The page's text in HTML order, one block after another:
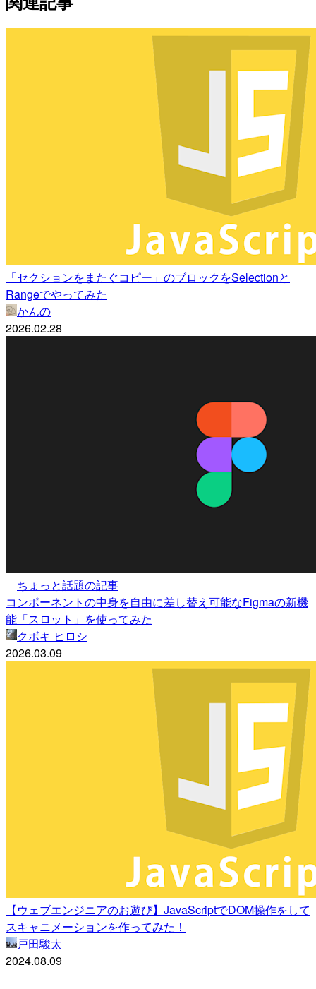
「セクションをまたぐコピー」のブロックをSelectionと
Rangeでやってみた
かんの
2026.02.28
ちょっと話題の記事
コンポーネントの中身を自由に差し替え可能なFigmaの新機
能「スロット」を使ってみた
クボキ ヒロシ
2026.03.09
【ウェブエンジニアのお遊び】JavaScriptでDOM操作をして
スキャニメーションを作ってみた！
戸田駿太
2024.08.09